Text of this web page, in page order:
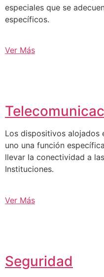
especiales que se
específicos.
Ver Más
Los dispositivos alojados
uno una función
llevar la conectividad a
Instituciones.
Ver Más
Seguridad